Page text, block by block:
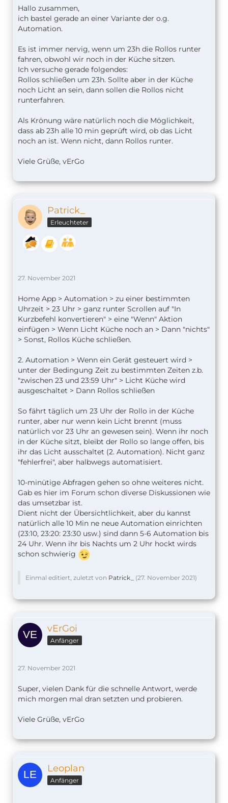
Hallo zusammen,
ich bastel gerade an einer Variante der o.g.
Automation.
Es ist immer nervig, wenn um 23h die Rollos runter
fahren, obwohl wir noch in der Küche sitzen.
Ich versuche gerade folgendes:
Rollos schließen um 23h. Sollte aber in der Küche
noch Licht an sein, dann sollen die Rollos nicht
runterfahren.
Als Krönung wäre natürlich noch die Möglichkeit,
dass ab 23h alle 10 min geprüft wird, ob das Licht
noch an ist. Wenn nicht, dann Rollos runter.
Viele Grüße, vErGo
Patrick_
Erleuchteter
27. November 2021
Home App > Automation > zu einer bestimmten
Uhrzeit > 23 Uhr > ganz runter Scrollen auf "In
Kurzbefehl konvertieren" > eine "Wenn" Aktion
einfügen > Wenn Licht Küche noch an > Dann "nichts"
> Sonst, Rollos Küche schließen.
2. Automation > Wenn ein Gerät gesteuert wird >
unter der Bedingung Zeit zu bestimmten Zeiten z.b.
"zwischen 23 und 23:59 Uhr" > Licht Küche wird
ausgeschaltet > Dann Rollos schließen
So fährt täglich um 23 Uhr der Rollo in der Küche
runter, aber nur wenn kein Licht brennt (muss
natürlich vor 23 Uhr an gewesen sein). Wenn ihr noch
in der Küche sitzt, bleibt der Rollo so lange offen, bis
ihr das Licht ausschaltet (2. Automation). Nicht ganz
"fehlerfrei", aber halbwegs automatisiert.
10-minütige Abfragen gehen so ohne weiteres nicht.
Gab es hier im Forum schon diverse Diskussionen wie
das umsetzbar ist.
Dient nicht der Übersichtlichkeit, aber du kannst
natürlich alle 10 Min ne neue Automation einrichten
(23:10, 23:20: 23:30 usw.) sind dann 5-6 Automation bis
24 Uhr. Wenn ihr bis Nachts um 2 Uhr hockt wirds
schon schwierig
Einmal editiert, zuletzt von Patrick_ (27. November 2021)
vErGoi
Anfänger
27. November 2021
Super, vielen Dank für die schnelle Antwort, werde
mich morgen mal dran setzten und probieren.
Viele Grüße, vErGo
Leoplan
Anfänger